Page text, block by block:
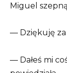
Miguel
— Dziękuję za
— Dałeś mi